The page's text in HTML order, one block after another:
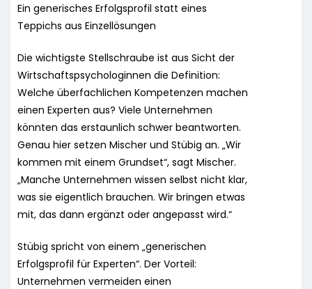
Ein generisches Erfolgsprofil statt eines
Teppichs aus Einzellösungen
Die wichtigste Stellschraube ist aus Sicht der
Wirtschaftspsychologinnen die Definition:
Welche überfachlichen Kompetenzen machen
einen Experten aus? Viele Unternehmen
könnten das erstaunlich schwer beantworten.
Genau hier setzen Mischer und Stübig an. „Wir
kommen mit einem Grundset“, sagt Mischer.
„Manche Unternehmen wissen selbst nicht klar,
was sie eigentlich brauchen. Wir bringen etwas
mit, das dann ergänzt oder angepasst wird.“
Stübig spricht von einem „generischen
Erfolgsprofil für Experten“. Der Vorteil:
Unternehmen vermeiden einen